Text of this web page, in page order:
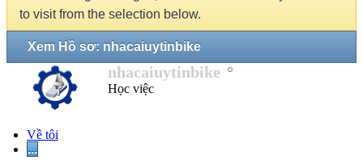
to visit from the selection below.
Xem Hồ sơ: nhacaiuytinbike
nhacaiuytinbike
Học việc
Về tôi
...